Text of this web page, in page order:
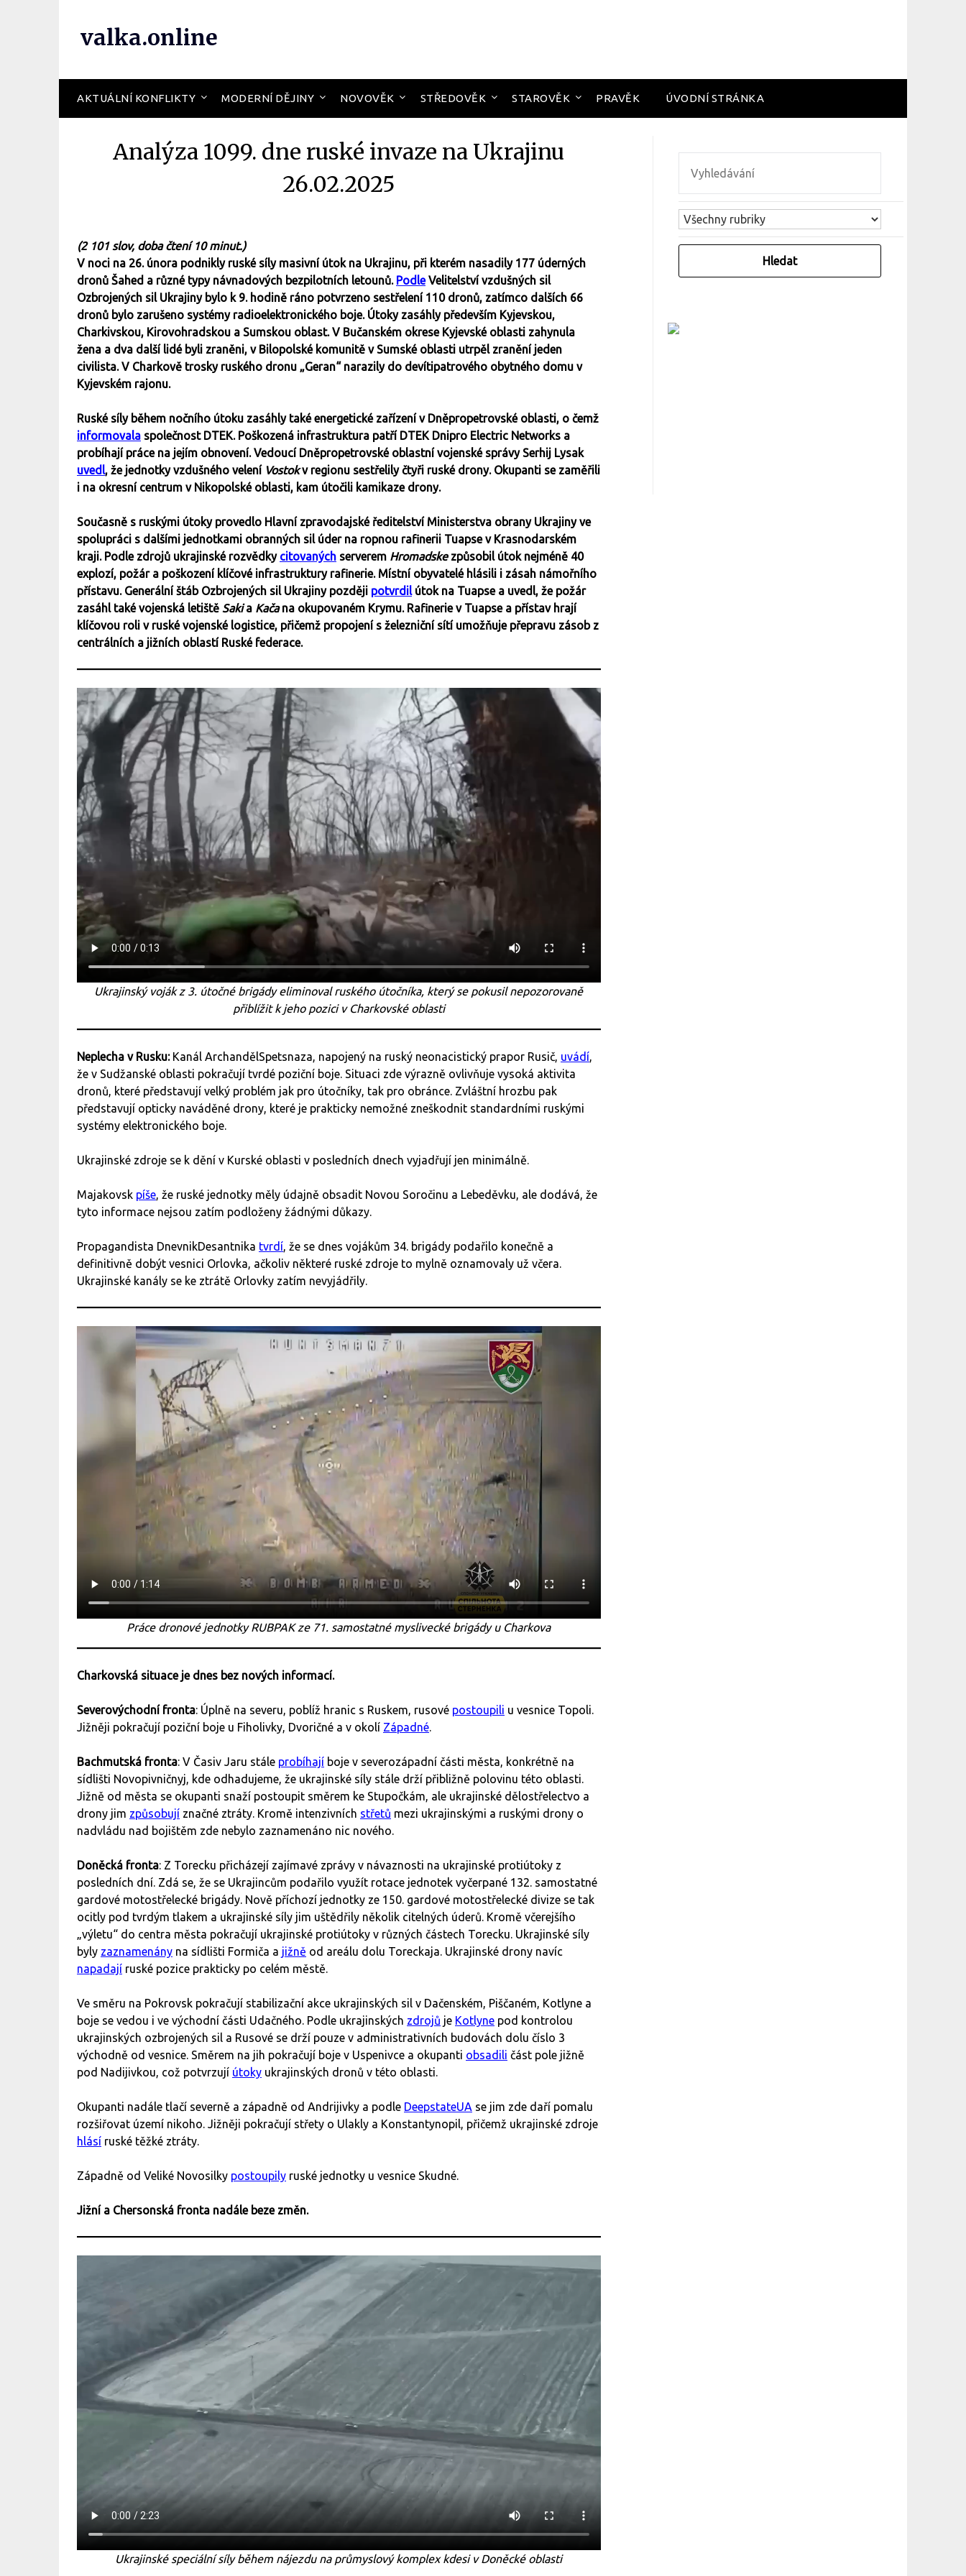
valka.online
AKTUÁLNÍ KONFLIKTY MODERNÍ DĚJINY NOVOVĚK STŘEDOVĚK STAROVĚK PRAVĚK ÚVODNÍ STRÁNKA
Analýza 1099. dne ruské invaze na Ukrajinu
26.02.2025
(2 101 slov, doba čtení 10 minut.)
V noci na 26. února podnikly ruské síly masivní útok na Ukrajinu, při kterém nasadily 177 úderných
dronů Šahed a různé typy návnadových bezpilotních letounů. PodleVelitelství vzdušných sil
Ozbrojených sil Ukrajiny bylo k 9. hodině ráno potvrzeno sestřelení 110 dronů, zatímco dalších 66
dronů bylo zarušeno systémy radioelektronického boje. Útoky zasáhly především Kyjevskou,
Charkivskou, Kirovohradskou a Sumskou oblast. V Bučanském okrese Kyjevské oblasti zahynula
žena a dva další lidé byli zraněni, v Bilopolské komunitě v Sumské oblasti utrpěl zranění jeden
civilista. V Charkově trosky ruského dronu „Geran“ narazily do devítipatrového obytného domu v
Kyjevském rajonu.
Ruské síly během nočního útoku zasáhly také energetické zařízení v Dněpropetrovské oblasti, o čemž
informovala společnost DTEK. Poškozená infrastruktura patří DTEK Dnipro Electric Networks a
probíhají práce na jejím obnovení. Vedoucí Dněpropetrovské oblastní vojenské správy Serhij Lysak
uvedl, že jednotky vzdušného velení Vostokv regionu sestřelily čtyři ruské drony. Okupanti se zaměřili
i na okresní centrum v Nikopolské oblasti, kam útočili kamikaze drony.
Současně s ruskými útoky provedlo Hlavní zpravodajské ředitelství Ministerstva obrany Ukrajiny ve
spolupráci s dalšími jednotkami obranných sil úder na ropnou rafinerii Tuapse v Krasnodarském
kraji. Podle zdrojů ukrajinské rozvědky citovaných serverem Hromadskezpůsobil útok nejméně 40
explozí, požár a poškození klíčové infrastruktury rafinerie. Místní obyvatelé hlásili i zásah námořního
přístavu. Generální štáb Ozbrojených sil Ukrajiny později potvrdilútok na Tuapse a uvedl, že požár
zasáhl také vojenská letiště Sakia Kačana okupovaném Krymu. Rafinerie v Tuapse a přístav hrají
klíčovou roli v ruské vojenské logistice, přičemž propojení s železniční sítí umožňuje přepravu zásob z
centrálních a jižních oblastí Ruské federace.
Ukrajinský voják z 3. útočné brigády eliminoval ruského útočníka, který se pokusil nepozorovaně
přiblížit k jeho pozici v Charkovské oblasti
Neplecha v Rusku: Kanál ArchandělSpetsnaza, napojený na ruský neonacistický prapor Rusič, uvádí,
že v Sudžanské oblasti pokračují tvrdé poziční boje. Situaci zde výrazně ovlivňuje vysoká aktivita
dronů, které představují velký problém jak pro útočníky, tak pro obránce. Zvláštní hrozbu pak
představují opticky naváděné drony, které je prakticky nemožné zneškodnit standardními ruskými
systémy elektronického boje.
Ukrajinské zdroje se k dění v Kurské oblasti v posledních dnech vyjadřují jen minimálně.
Majakovsk píše, že ruské jednotky měly údajně obsadit Novou Soročinu a Lebeděvku, ale dodává, že
tyto informace nejsou zatím podloženy žádnými důkazy.
Propagandista DnevnikDesantnika tvrdí, že se dnes vojákům 34. brigády podařilo konečně a
definitivně dobýt vesnici Orlovka, ačkoliv některé ruské zdroje to mylně oznamovaly už včera.
Ukrajinské kanály se ke ztrátě Orlovky zatím nevyjádřily.
Práce dronové jednotky RUBPAK ze 71. samostatné myslivecké brigády u Charkova
Charkovská situace je dnes bez nových informací.
Severovýchodní fronta: Úplně na severu, poblíž hranic s Ruskem, rusové postoupili u vesnice Topoli.
Jižněji pokračují poziční boje u Fiholivky, Dvoričné a v okolí Západné.
Bachmutská fronta: V Časiv Jaru stále probíhají boje v severozápadní části města, konkrétně na
sídlišti Novopivničnyj, kde odhadujeme, že ukrajinské síly stále drží přibližně polovinu této oblasti.
Jižně od města se okupanti snaží postoupit směrem ke Stupočkám, ale ukrajinské dělostřelectvo a
drony jim způsobují značné ztráty. Kromě intenzivních střetů mezi ukrajinskými a ruskými drony o
nadvládu nad bojištěm zde nebylo zaznamenáno nic nového.
Doněcká fronta: Z Torecku přicházejí zajímavé zprávy v návaznosti na ukrajinské protiútoky z
posledních dní. Zdá se, že se Ukrajincům podařilo využít rotace jednotek vyčerpané 132. samostatné
gardové motostřelecké brigády. Nově příchozí jednotky ze 150. gardové motostřelecké divize se tak
ocitly pod tvrdým tlakem a ukrajinské síly jim uštědřily několik citelných úderů. Kromě včerejšího
„výletu“ do centra města pokračují ukrajinské protiútoky v různých částech Torecku. Ukrajinské síly
byly zaznamenány na sídlišti Formiča a jižně od areálu dolu Toreckaja. Ukrajinské drony navíc
napadají ruské pozice prakticky po celém městě.
Ve směru na Pokrovsk pokračují stabilizační akce ukrajinských sil v Dačenském, Piščaném, Kotlyne a
boje se vedou i ve východní části Udačného. Podle ukrajinských zdrojů je Kotlyne pod kontrolou
ukrajinských ozbrojených sil a Rusové se drží pouze v administrativních budovách dolu číslo 3
východně od vesnice. Směrem na jih pokračují boje v Uspenivce a okupanti obsadili část pole jižně
pod Nadijivkou, což potvrzují útoky ukrajinských dronů v této oblasti.
Okupanti nadále tlačí severně a západně od Andrijivky a podle DeepstateUA se jim zde daří pomalu
rozšiřovat území nikoho. Jižněji pokračují střety o Ulakly a Konstantynopil, přičemž ukrajinské zdroje
hlásí ruské těžké ztráty.
Západně od Veliké Novosilky postoupily ruské jednotky u vesnice Skudné.
Jižní a Chersonská fronta nadále beze změn.
Ukrajinské speciální síly během nájezdu na průmyslový komplex kdesi v Doněcké oblasti